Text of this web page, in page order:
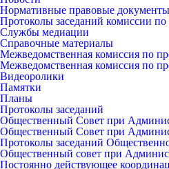
Нормативные правовые документы
Протоколы заседаний комиссии
Службы медиации
Справочные материалы
Межведомственная комиссия по
Межведомственная комиссия по
Видеоролики
Памятки
Планы
Протоколы заседаний
Общественный Совет при
Общественный Совет при
Протоколы заседаний
Общественный совет при
Постоянно действующее